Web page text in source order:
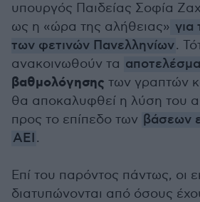
υπουργός Παιδείας Σοφία
ως η «ώρα της αλήθειας»
των φετινών Πανελληνίων.
ανακοινωθούν τα
βαθμολόγησης των γραπτών
θα αποκαλυφθεί η λύση του
προς το επίπεδο των βάσεων
ΑΕΙ.
Επί του παρόντος πάντως, οι
διατυπώνονται από όσους